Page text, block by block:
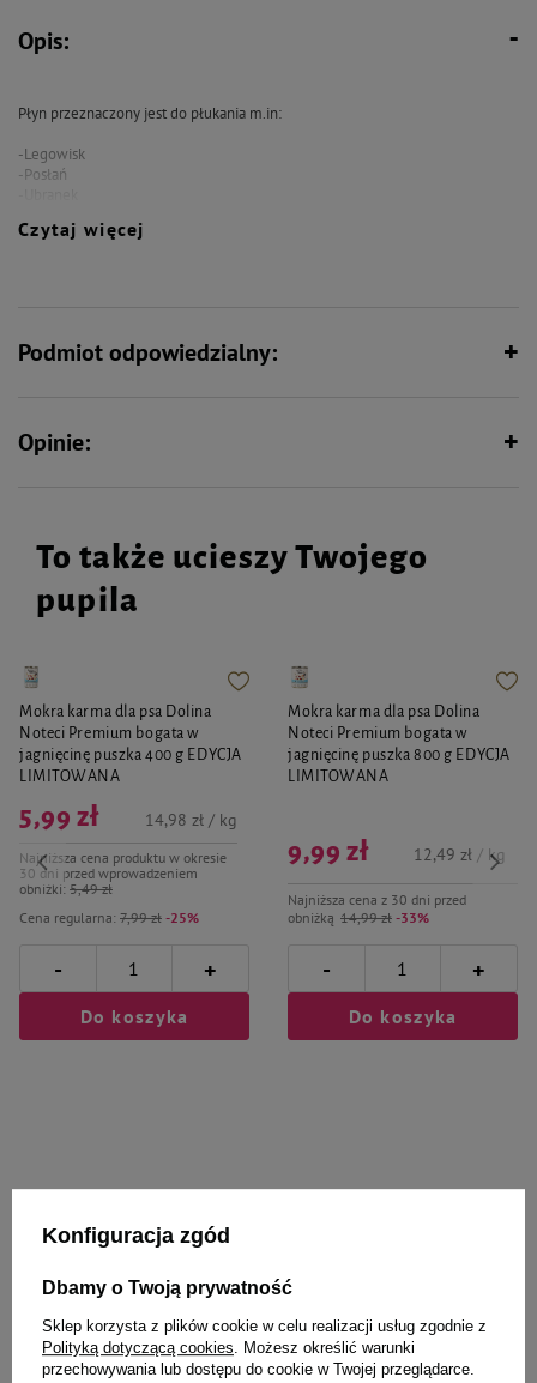
Opis:
Płyn przeznaczony jest do płukania m.in:
-Legowisk
-Posłań
Smell.
Czytaj więcej
Podmiot odpowiedzialny:
Opinie:
To także ucieszy Twojego
pupila
Mokra karma dla psa Dolina
Noteci Premium bogata w
jagnięcinę puszka 400 g EDYCJA
LIMITOWANA
Cena regularna: 7,99 zł -25%
5,99 zł
Najniższa cena produktu w okresie
30 dni przed wprowadzeniem
obniżki: 5,49 zł
14,98 zł / kg
- +
Do koszyka
Mokra karma dla psa Dolina
Noteci Premium bogata w
jagnięcinę puszka 800 g EDYCJA
LIMITOWANA
Najniższa cena z 30 dni przed
obniżką 14,99 zł -33%
9,99 zł 12,49 zł / kg
- +
Do koszyka
Ciebie i Twojego czworonoga
Super Benek neutralizator
Dr Seidel Maskol Płyn maskujący
Konfiguracja zgód
Dbamy o Twoją prywatność
Sklep korzysta z plików cookie w celu realizacji usług zgodnie z
Polityką dotyczącą cookies . Możesz określić warunki
przechowywania lub dostępu do cookie w Twojej przeglądarce.